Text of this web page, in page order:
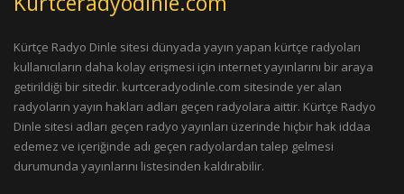
Kürtçe Radyo Dinle sitesi dünyada yayın yapan kürtçe radyoları
kullanıcıların daha kolay erişmesi için internet yayınlarını bir araya
getirildiği bir sitedir. kurtceradyodinle.com sitesinde yer alan
radyoların yayın hakları adları geçen radyolara aittir. Kürtçe Radyo
Dinle sitesi adları geçen radyo yayınları üzerinde hiçbir hak iddaa
edemez ve içeriğinde adı geçen radyolardan talep gelmesi
durumunda yayınlarını listesinden kaldırabilir.